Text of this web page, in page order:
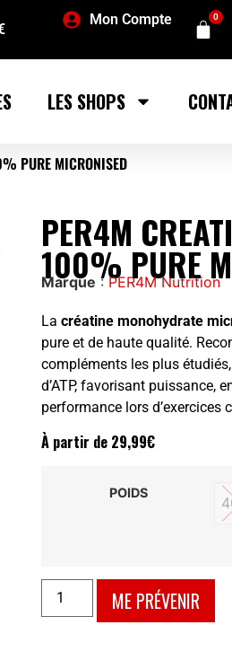
Mon Compte 0
LES SHOPS
PURE MICRONISED
PER4M
100% PURE
Marque : PER4M Nutrition
La créatine monohydrate
pure et de haute qualité.
compléments les plus
d’ATP, favorisant puissance,
performance lors d’exercices
À partir de 29,99€
POIDS
ME PRÉVENIR